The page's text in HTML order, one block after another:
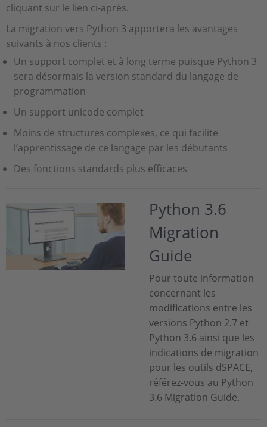
cliquant sur le lien ci-après.
La migration vers Python 3 apportera les avantages
suivants à nos clients :
Un support complet et à long terme puisque Python 3
sera désormais la version standard du langage de
programmation
Un support unicode complet
Moins de structures complexes, ce qui facilite
l’apprentissage de ce langage par les débutants
Des fonctions standards plus efficaces
Python 3.6
Migration
Guide
Pour toute information
concernant les
modifications entre les
versions Python 2.7 et
Python 3.6 ainsi que les
indications de migration
pour les outils dSPACE,
référez-vous au Python
3.6 Migration Guide.